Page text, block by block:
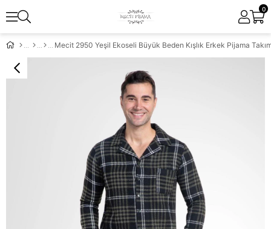
0
Mecit 2950 Yeşil Ekoseli Büyük Beden Kışlık Erkek Pijama